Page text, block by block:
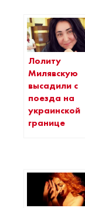
Лолиту
Милявскую
высадили с
поезда на
украинской
границе